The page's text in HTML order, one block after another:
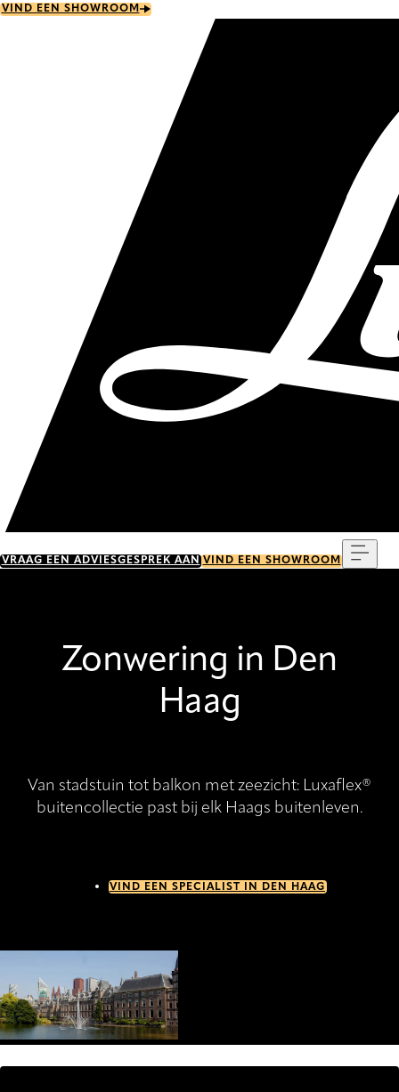
Skip
VIND EEN SHOWROOM
VRAAG EEN ADVIESGESPREK AAN VIND EEN SHOWROOM
Zonwering in Den
Haag
Van stadstuin tot balkon met zeezicht: Luxaflex®
buitencollectie past bij elk Haags buitenleven.
VIND EEN SPECIALIST IN DEN HAAG